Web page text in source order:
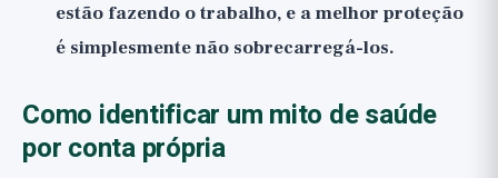
estão fazendo o trabalho, e a melhor proteção
é simplesmente não sobrecarregá-los.
Como identificar um mito de saúde
por conta própria